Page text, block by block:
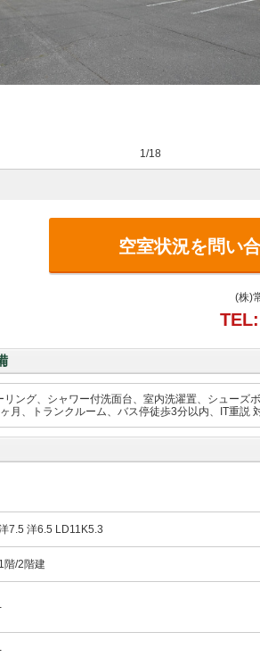
1/18
空室状況を問い
(株)
リング、シャワー付洗面台、室内洗濯置、シュー
月、トランクルーム、バス停徒歩3分以内、IT重説
7.5 洋6.5 LD11K5.3
1階/2階建